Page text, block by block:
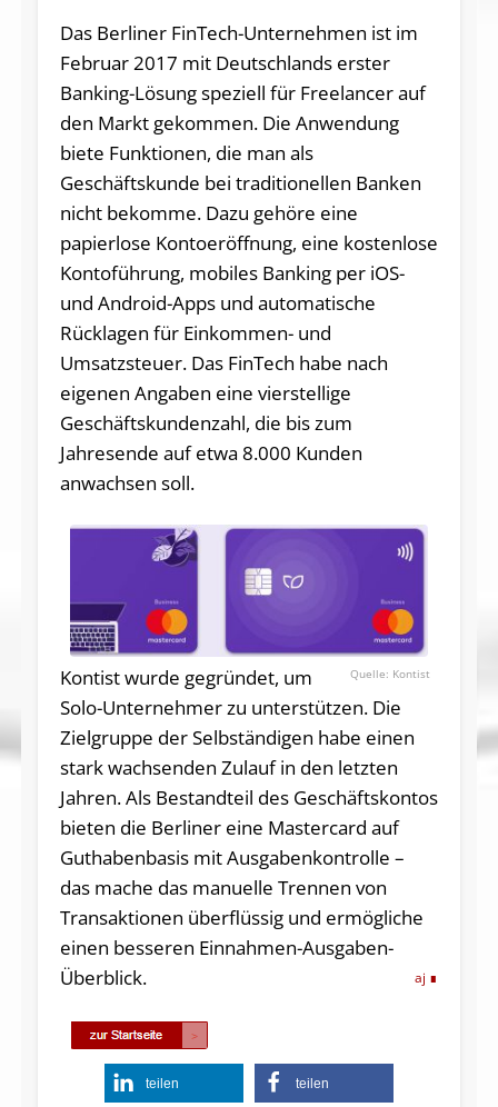
Das Berliner FinTech-Unternehmen ist im
Februar 2017 mit Deutschlands erster
Banking-Lösung speziell für Freelancer auf
den Markt gekommen. Die Anwendung
biete Funktionen, die man als
Geschäftskunde bei traditionellen Banken
nicht bekomme. Dazu gehöre eine
papierlose Kontoeröffnung, eine kostenlose
Kontoführung, mobiles Banking per iOS-
und Android-Apps und automatische
Rücklagen für Einkommen- und
Umsatzsteuer. Das FinTech habe nach
eigenen Angaben eine vierstellige
Geschäftskundenzahl, die bis zum
Jahresende auf etwa 8.000 Kunden
anwachsen soll.
Kontist
Kontist wurde gegründet, um
Solo-Unternehmer zu unterstützen. Die
Zielgruppe der Selbständigen habe einen
stark wachsenden Zulauf in den letzten
Jahren. Als Bestandteil des Geschäftskontos
bieten die Berliner eine Mastercard auf
Guthabenbasis mit Ausgabenkontrolle –
das mache das manuelle Trennen von
Transaktionen überflüssig und er­mög­liche
einen besseren Einnahmen-Ausgaben-
Überblick.
aj
teilen teilen